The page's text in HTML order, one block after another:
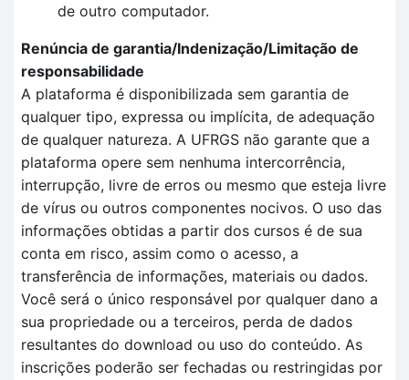
de outro computador.
Renúncia de garantia/Indenização/Limitação de
responsabilidade
A plataforma é disponibilizada sem garantia de
qualquer tipo, expressa ou implícita, de adequação
de qualquer natureza. A UFRGS não garante que a
plataforma opere sem nenhuma intercorrência,
interrupção, livre de erros ou mesmo que esteja livre
de vírus ou outros componentes nocivos. O uso das
informações obtidas a partir dos cursos é de sua
conta em risco, assim como o acesso, a
transferência de informações, materiais ou dados.
Você será o único responsável por qualquer dano a
sua propriedade ou a terceiros, perda de dados
resultantes do download ou uso do conteúdo. As
inscrições poderão ser fechadas ou restringidas por